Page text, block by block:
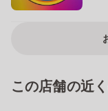
この店舗の近